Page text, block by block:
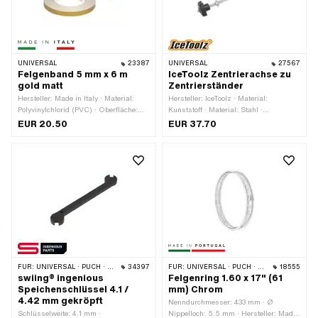
UNIVERSAL 23387
Felgenband 5 mm x 6 m
gold matt
Hersteller: Made in Italy · Material:
Polyvinylchlorid (PVC) · Oberfläche:
matt · Farbe: gold · Beschaffenheit
EUR 20.50
UNIVERSAL 27567
IceToolz Zentrierachse zu
Zentrierständer
Hersteller: IceToolz · Material:
Kunststoff · Material: Stahl ·
Oberfläche: verzinkt (blau) ·
EUR 37.70
FÜR: UNIVERSAL · PUCH · SACHS · PIAGGIO · ZÜNDAPP BELMONDO · SOLEX · TOMOS · ALPA CHOPPER / TURBO · CILO · DKW · FANTIC 34397
swiing® ingenious
Speichenschlüssel 4.1 /
4.42 mm gekröpft
Schlüsselweite: 4.1 mm ·
FÜR: UNIVERSAL · PUCH · SACHS · ZÜNDAPP BELMONDO 18555
Felgenring 1.60 x 17" (61
mm) Chrom
Nenndurchmesser: 433 mm · Ø
Nippelloch: 5.5 mm · Hersteller: Made